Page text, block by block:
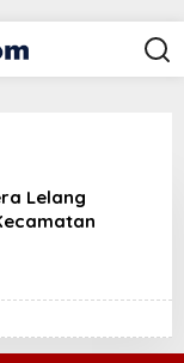
Lelang